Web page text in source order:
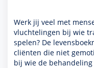
Werk jij veel met
vluchtelingen bij wie
spelen? De
cliënten die niet
bij wie de